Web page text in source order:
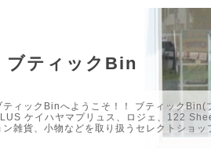
ブティックBin
ティックBinへようこそ！！ ブティック
ケイハヤマプリュス、ロジェ、122
ン雑貨、小物などを取り扱うセレクトショ